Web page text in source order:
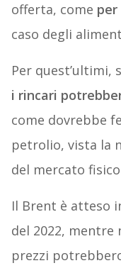
offerta, come
caso degli
Per quest’ultimi,
i rincari
come dovrebbe
petrolio, vista la
del mercato
Il Brent è atteso
del 2022,
prezzi